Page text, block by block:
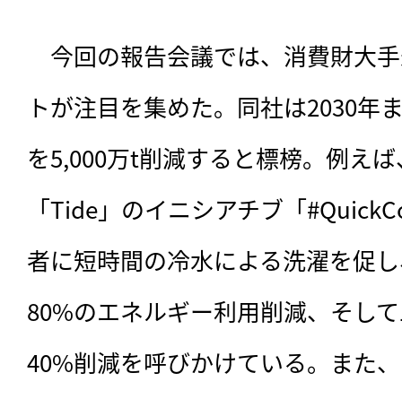
今回の報告会議では、消費財大
トが注目を集めた。同社は2030年
を5,000万t削減すると標榜。例え
「Tide」のイニシアチブ「
者に短時間の冷水による洗濯を促
80%のエネルギー利用削減、そし
40%削減を呼びかけている。また